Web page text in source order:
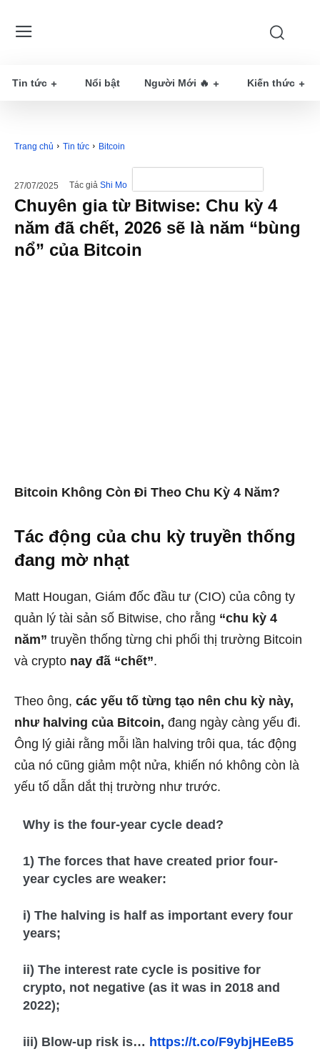
Tin tức Nổi bật Người Mới 🔥 Kiến thức
Trang chủ Tin tức Bitcoin
27/07/2025 Tác giả Shi Mo
Chuyên gia từ Bitwise: Chu kỳ 4
năm đã chết, 2026 sẽ là năm “bùng
nổ” của Bitcoin
Bitcoin Không Còn Đi Theo Chu Kỳ 4 Năm?
Tác động của chu kỳ truyền thống
đang mờ nhạt
Matt Hougan, Giám đốc đầu tư (CIO) của công ty
quản lý tài sản số Bitwise, cho rằng “chu kỳ 4
năm” truyền thống từng chi phối thị trường Bitcoin
và crypto nay đã “chết”.
Theo ông, các yếu tố từng tạo nên chu kỳ này,
như halving của Bitcoin, đang ngày càng yếu đi.
Ông lý giải rằng mỗi lần halving trôi qua, tác động
của nó cũng giảm một nửa, khiến nó không còn là
yếu tố dẫn dắt thị trường như trước.
Why is the four-year cycle dead?
1) The forces that have created prior four-
year cycles are weaker:
i) The halving is half as important every four
years;
ii) The interest rate cycle is positive for
crypto, not negative (as it was in 2018 and
2022);
iii) Blow-up risk is… https://t.co/F9ybjHEeB5